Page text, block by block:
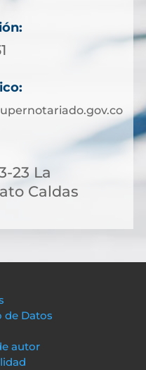
23 La
Caldas
de Datos
autor